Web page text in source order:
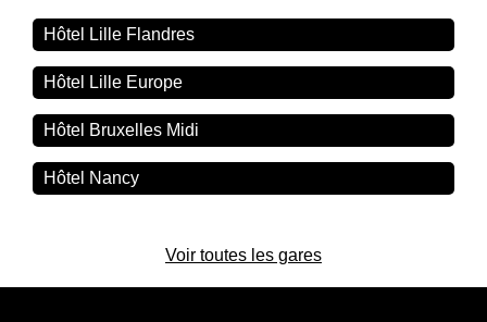
Hôtel Lille Flandres
Hôtel Lille Europe
Hôtel Bruxelles Midi
Hôtel Nancy
Voir toutes les gares